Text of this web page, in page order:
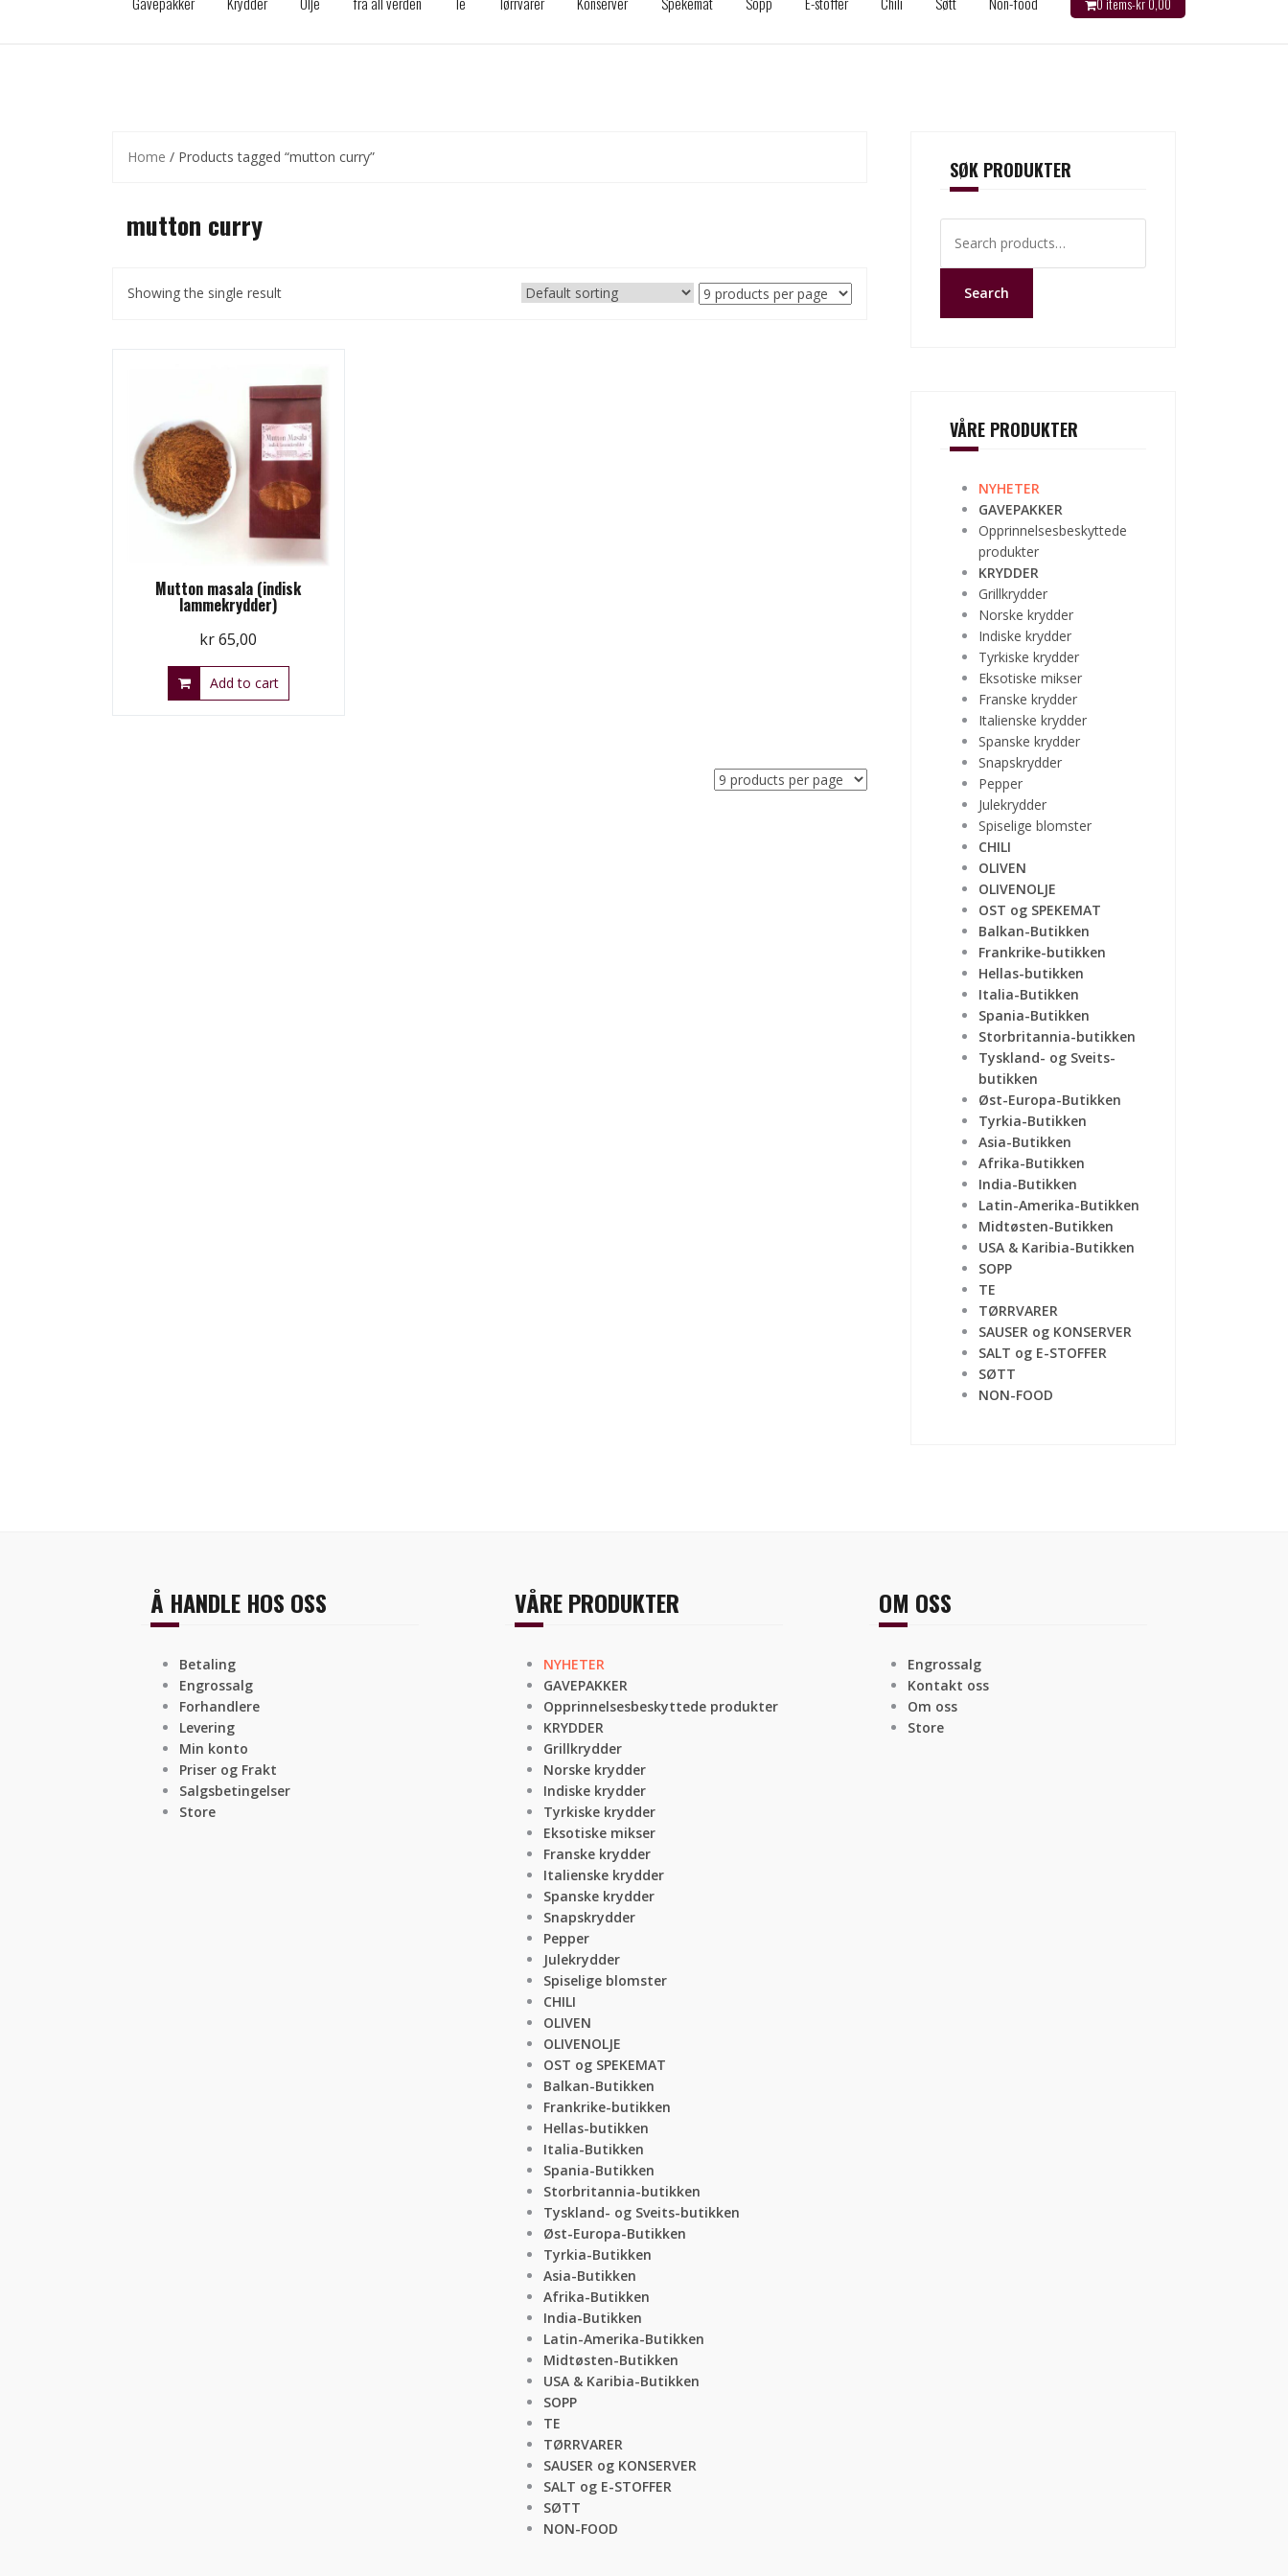
0 items-kr0,00
Home / Products tagged “mutton curry”
mutton curry
Showing the single result
Mutton masala (indisk
lammekrydder)
kr65,00
Add to cart
SØK PRODUKTER
for:
Search
VÅRE PRODUKTER
NYHETER
GAVEPAKKER
Opprinnelsesbeskyttede
produkter
KRYDDER
Grillkrydder
Norske krydder
Indiske krydder
Tyrkiske krydder
Eksotiske mikser
Franske krydder
Italienske krydder
Spanske krydder
Snapskrydder
Pepper
Julekrydder
Spiselige blomster
CHILI
OLIVEN
OLIVENOLJE
OST og SPEKEMAT
Balkan-Butikken
Frankrike-butikken
Hellas-butikken
Italia-Butikken
Spania-Butikken
Storbritannia-butikken
Tyskland- og Sveits-
butikken
Øst-Europa-Butikken
Tyrkia-Butikken
Asia-Butikken
Afrika-Butikken
India-Butikken
Latin-Amerika-Butikken
Midtøsten-Butikken
USA & Karibia-Butikken
SOPP
TE
TØRRVARER
SAUSER og KONSERVER
SALT og E-STOFFER
SØTT
NON-FOOD
Å HANDLE HOS OSS
Betaling
Engrossalg
Forhandlere
Levering
Min konto
Priser og Frakt
Salgsbetingelser
Store
VÅRE PRODUKTER
NYHETER
GAVEPAKKER
Opprinnelsesbeskyttede produkter
KRYDDER
Grillkrydder
Norske krydder
Indiske krydder
Tyrkiske krydder
Eksotiske mikser
Franske krydder
Italienske krydder
Spanske krydder
Snapskrydder
Pepper
Julekrydder
Spiselige blomster
CHILI
OLIVEN
OLIVENOLJE
OST og SPEKEMAT
Balkan-Butikken
Frankrike-butikken
Hellas-butikken
Italia-Butikken
Spania-Butikken
Storbritannia-butikken
Tyskland- og Sveits-butikken
Øst-Europa-Butikken
Tyrkia-Butikken
Asia-Butikken
Afrika-Butikken
India-Butikken
Latin-Amerika-Butikken
Midtøsten-Butikken
USA & Karibia-Butikken
SOPP
TE
TØRRVARER
SAUSER og KONSERVER
SALT og E-STOFFER
SØTT
NON-FOOD
OM OSS
Engrossalg
Kontakt oss
Om oss
Store